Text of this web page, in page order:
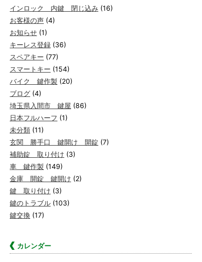
インロック 内鍵 閉じ込み (16)
お客様の声 (4)
お知らせ (1)
キーレス登録 (36)
スペアキー (77)
スマートキー (154)
バイク 鍵作製 (20)
ブログ (4)
埼玉県入間市 鍵屋 (86)
日本フルハーフ (1)
未分類 (11)
玄関 勝手口 鍵開け 開錠 (7)
補助錠 取り付け (3)
車 鍵作製 (149)
金庫 開錠 鍵開け (2)
鍵 取り付け (3)
鍵のトラブル (103)
鍵交換 (17)
カレンダー